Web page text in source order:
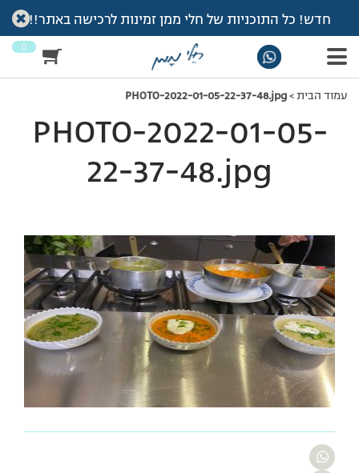
חדש! כל התוכניות של חלי ממן זמינות לרכישה באתר!!
0
עמוד הבית>
PHOTO-2022-01-05-22-37-48.jpg
PHOTO-2022-01-05-
22-37-48.jpg